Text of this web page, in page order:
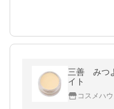
三善 みつ
イト
コスメハ